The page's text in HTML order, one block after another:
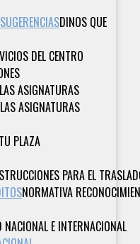
DINOS QUE
DEL CENTRO
ASIGNATURAS
ASIGNATURAS
PLAZA
PARA EL
NORMATIVA
E INTERNACIONAL